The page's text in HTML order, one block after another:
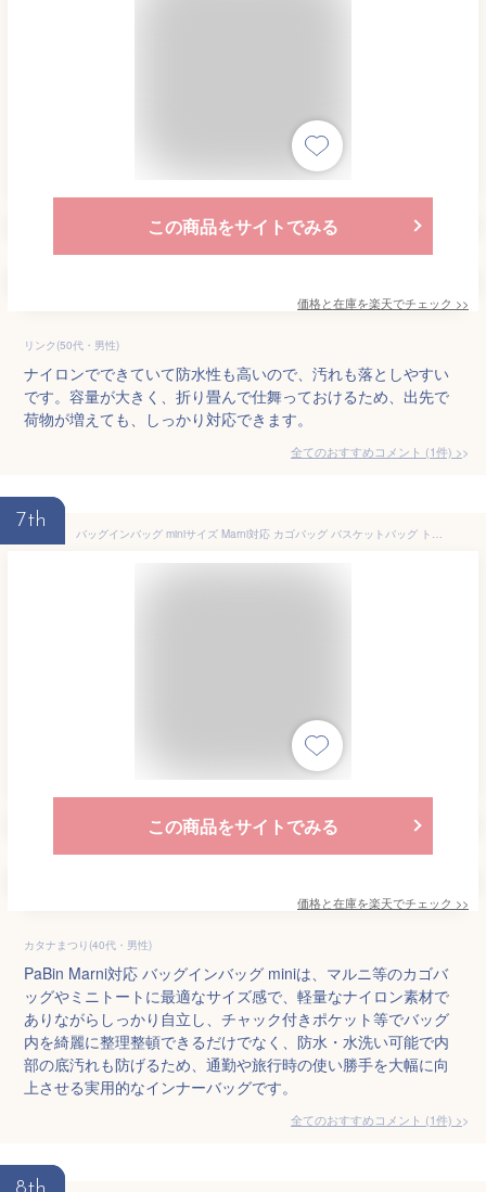
この商品をサイトでみる
価格と在庫を楽天でチェック >>
リンク(50代・男性)
ナイロンでできていて防水性も高いので、汚れも落としやすい
です。容量が大きく、折り畳んで仕舞っておけるため、出先で
荷物が増えても、しっかり対応できます。
全てのおすすめコメント (1件) >
7th
バッグインバッグ miniサイズ Marni対応 カゴバッグ バスケットバッグ トートバッグ対応 ナイロン 軽量 自立 インナーバッグ チャック付き 小さめ 大きめ バッグの中 整理 整頓 通勤 旅行バッグ 防水 水洗可能 バッグ 内部 底 汚れ防止 PaBin
この商品をサイトでみる
価格と在庫を楽天でチェック >>
カタナまつり(40代・男性)
PaBin Marni対応 バッグインバッグ miniは、マルニ等のカゴバ
ッグやミニトートに最適なサイズ感で、軽量なナイロン素材で
ありながらしっかり自立し、チャック付きポケット等でバッグ
内を綺麗に整理整頓できるだけでなく、防水・水洗い可能で内
部の底汚れも防げるため、通勤や旅行時の使い勝手を大幅に向
上させる実用的なインナーバッグです。
全てのおすすめコメント (1件) >